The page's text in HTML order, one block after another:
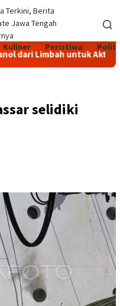
Kuliner Peristiwa
Limbah untuk Aktivitas
selidiki